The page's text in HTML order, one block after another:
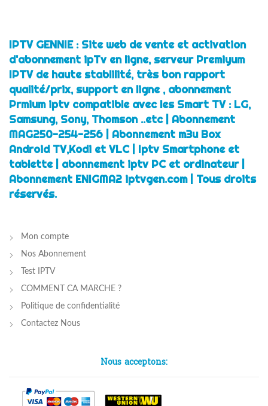
IPTV GENNIE : Site web de vente et activation
d'abonnement ipTv en ligne, serveur Premiyum
IPTV de haute stablilité, très bon rapport
qualité/prix, support en ligne , abonnement
Prmium iptv compatible avec les Smart TV : LG,
Samsung, Sony, Thomson ..etc | Abonnement
MAG250-254-256 | Abonnement m3u Box
Android TV,Kodi et VLC | Iptv Smartphone et
tablette | abonnement iptv PC et ordinateur |
Abonnement ENIGMA2 iptvgen.com | Tous droits
réservés.
Mon compte
Nos Abonnement
Test IPTV
COMMENT CA MARCHE ?
Politique de confidentialité
Contactez Nous
Nous acceptons: